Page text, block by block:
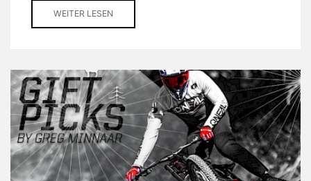
WEITER LESEN